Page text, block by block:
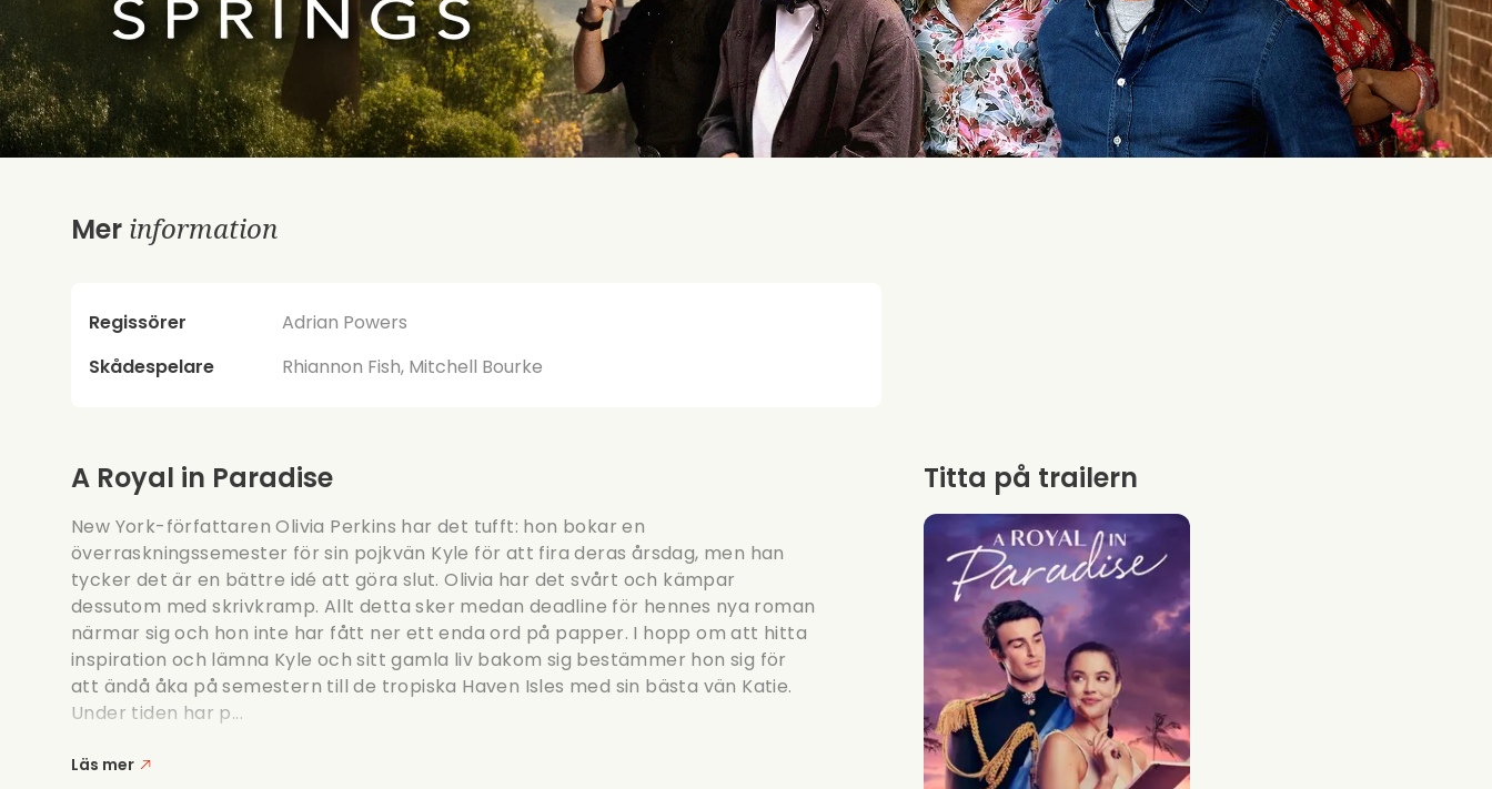
Mer information
Regissörer
Adrian Powers
Skådespelare
Rhiannon Fish, Mitchell Bourke
A Royal in Paradise
New York-författaren Olivia Perkins har det tufft: hon bokar en
överraskningssemester för sin pojkvän Kyle för att fira deras årsdag, men han
tycker det är en bättre idé att göra slut. Olivia har det svårt och kämpar
dessutom med skrivkramp. Allt detta sker medan deadline för hennes nya roman
närmar sig och hon inte har fått ner ett enda ord på papper. I hopp om att hitta
inspiration och lämna Kyle och sitt gamla liv bakom sig bestämmer hon sig för
att ändå åka på semestern till de tropiska Haven Isles med sin bästa vän Katie.
Under tiden har p...
Läs mer
Titta på trailern